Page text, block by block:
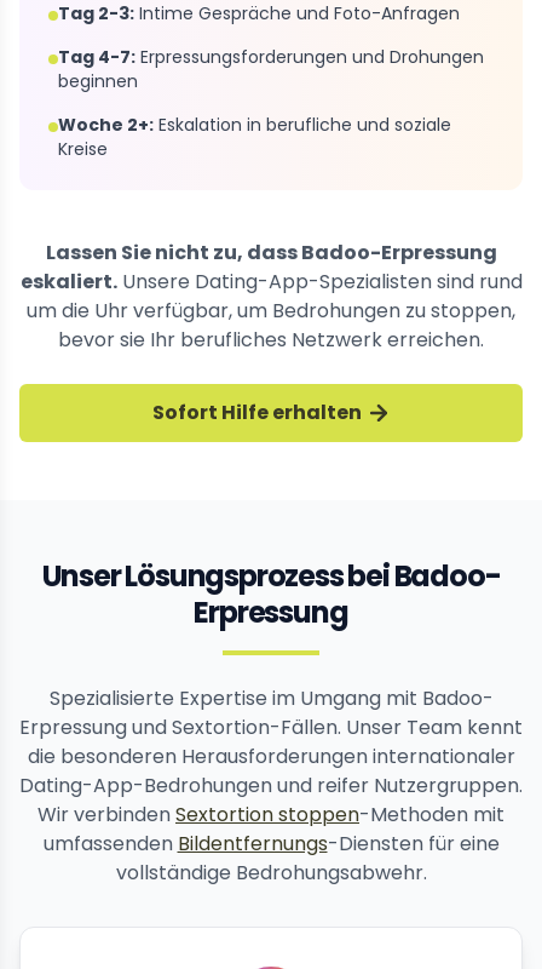
Tag 2-3: Intime Gespräche und Foto-Anfragen
Tag 4-7: Erpressungsforderungen und Drohungen
beginnen
Woche 2+: Eskalation in berufliche und soziale
Kreise
Lassen Sie nicht zu, dass Badoo-Erpressung
eskaliert.Unsere Dating-App-Spezialisten sind rund
um die Uhr verfügbar, um Bedrohungen zu stoppen,
bevor sie Ihr berufliches Netzwerk erreichen.
Sofort Hilfe erhalten
Unser Lösungsprozess bei Badoo-
Erpressung
Spezialisierte Expertise im Umgang mit Badoo-
Erpressung und Sextortion-Fällen. Unser Team kennt
die besonderen Herausforderungen internationaler
Dating-App-Bedrohungen und reifer Nutzergruppen.
Wir verbindenSextortion stoppen-Methoden mit
umfassenden Bildentfernungs-Diensten für eine
vollständige Bedrohungsabwehr.